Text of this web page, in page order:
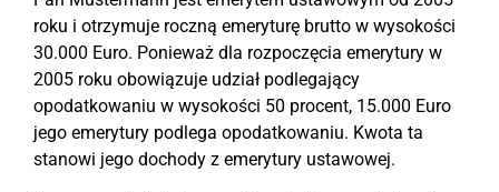
roku i otrzymuje roczną emeryturę brutto w wysokości
30.000 Euro. Ponieważ dla rozpoczęcia emerytury w
2005 roku obowiązuje udział podlegający
opodatkowaniu w wysokości 50 procent, 15.000 Euro
jego emerytury podlega opodatkowaniu. Kwota ta
stanowi jego dochody z emerytury ustawowej.